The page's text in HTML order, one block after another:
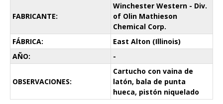
FABRICANTE:
Winchester Western - Div.
of Olin Mathieson
Chemical Corp.
FÁBRICA:
East Alton (Illinois)
AÑO:
-
OBSERVACIONES:
Cartucho con vaina de
latón, bala de punta
hueca, pistón niquelado